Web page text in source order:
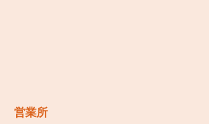
営業所